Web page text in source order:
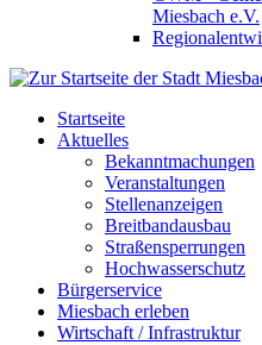
Miesbach e.V.
Startseite
Aktuelles
Bekanntmachungen
Veranstaltungen
Stellenanzeigen
Breitbandausbau
Straßensperrungen
Hochwasserschutz
Bürgerservice
Miesbach erleben
Wirtschaft / Infrastruktur